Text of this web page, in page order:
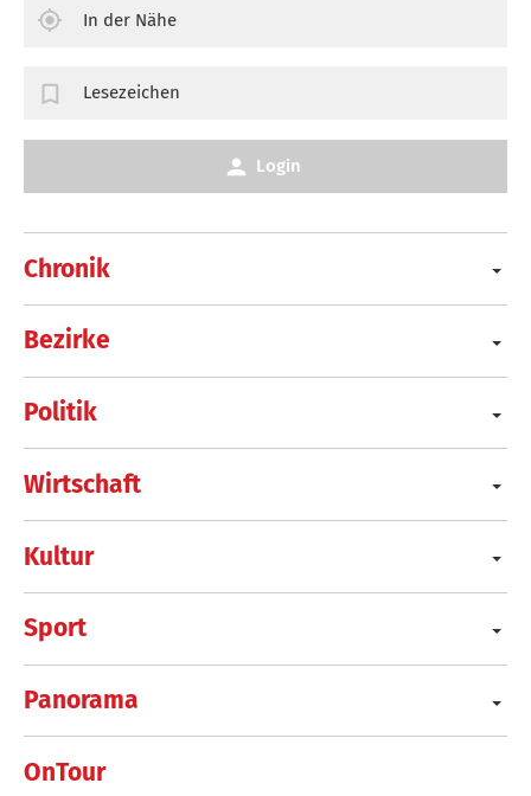
Chronik
Bezirke
Politik
Wirtschaft
Kultur
Sport
Panorama
OnTour
In der Nähe
Lesezeichen
Login